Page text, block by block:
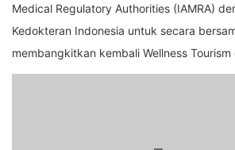
Medical Regulatory Authorities (IAMRA)
Kedokteran Indonesia untuk secara
membangkitkan kembali Wellness Tourism